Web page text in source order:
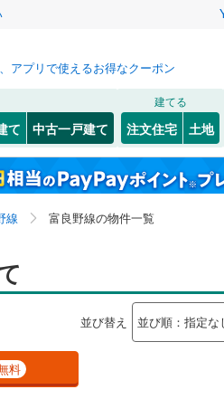
アプリで使えるお得なクーポン
て 中古一戸建て
建てる
注文住宅 土地
線 富良野線の物件一覧
並び替え
料
宮城 秋田
埼玉 千葉
三重
北区(14)
豊平区(4)
厚別区 (6
小樽市
釧路市(34)
札沼線(20)
室蘭本線(66)
富良野線(12)
釧網本線(
函館市電 11)
(2) (1) (0)
ーム
築古・築30年以上
ビルトインガレー
防犯カメラ（ 0）
検索条件を保存しました
新着物件通知は、 マイページから
北海道、富良野線
検索条件を保存する
マイページ
お気に入りリス
閉じる
お気に入りリス
閉じる